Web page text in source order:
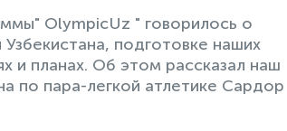
OlympicUz " говорилось о
подготовке наших
и планах. Об этом рассказал наш
по пара-легкой атлетике Сардор